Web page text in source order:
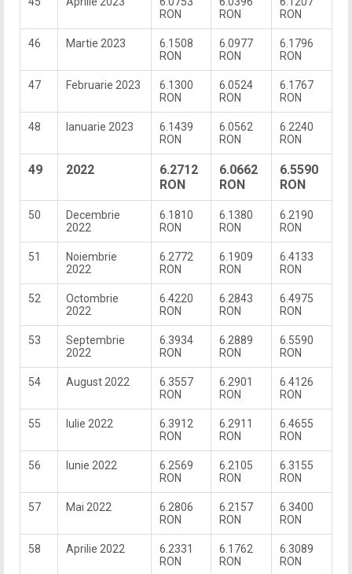
RON
RON
RON
46 Martie 2023
6.1508
RON
6.0977
RON
6.1796
RON
47 Februarie 2023
6.1300
RON
6.0524
RON
6.1767
RON
48 Ianuarie 2023
6.1439
RON
6.0562
RON
6.2240
RON
49 2022
6.2712
RON
6.0662
RON
6.5590
RON
50
Decembrie
2022
6.1810
RON
6.1380
RON
6.2190
RON
51
Noiembrie
2022
6.2772
RON
6.1909
RON
6.4133
RON
52
Octombrie
2022
6.4220
RON
6.2843
RON
6.4975
RON
53
Septembrie
2022
6.3934
RON
6.2889
RON
6.5590
RON
54 August 2022
6.3557
RON
6.2901
RON
6.4126
RON
55 Iulie 2022
6.3912
RON
6.2911
RON
6.4655
RON
56 Iunie 2022
6.2569
RON
6.2105
RON
6.3155
RON
57 Mai 2022
6.2806
RON
6.2157
RON
6.3400
RON
58 Aprilie 2022
6.2331
RON
6.1762
RON
6.3089
RON